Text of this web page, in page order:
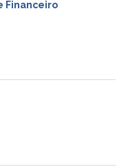
Financeiro